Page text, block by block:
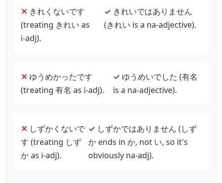
✕ きれくないです
(treating きれい as
i‑adj).
✓ きれいではありません
(きれい is a na‑adjective).
✕ ゆうめかったです
(treating 有名 as i‑adj).
✓ ゆうめいでした (有名
is a na‑adjective).
✕ しずかくないで
す (treating しず
か as i‑adj).
✓ しずかではありません (しず
か ends in か, not い, so it's
obviously na‑adj).